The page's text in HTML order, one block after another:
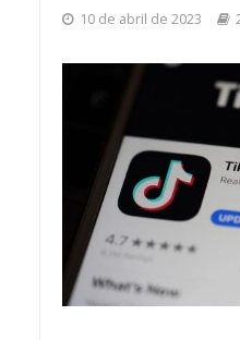
10 de abril de 2023